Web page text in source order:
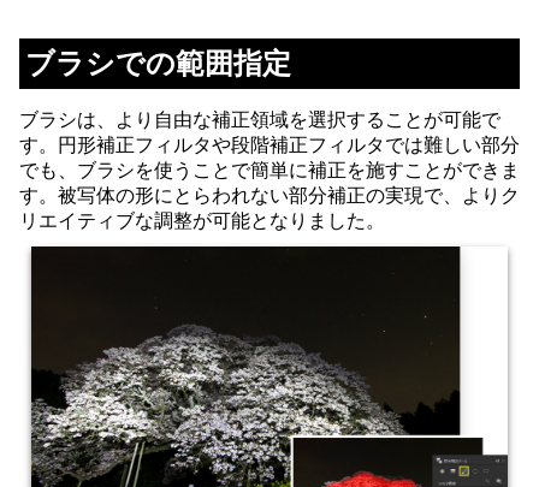
ブラシでの範囲指定
ブラシは、より自由な補正領域を選択することが可能で
す。円形補正フィルタや段階補正フィルタでは難しい部分
でも、ブラシを使うことで簡単に補正を施すことができま
す。被写体の形にとらわれない部分補正の実現で、よりク
リエイティブな調整が可能となりました。